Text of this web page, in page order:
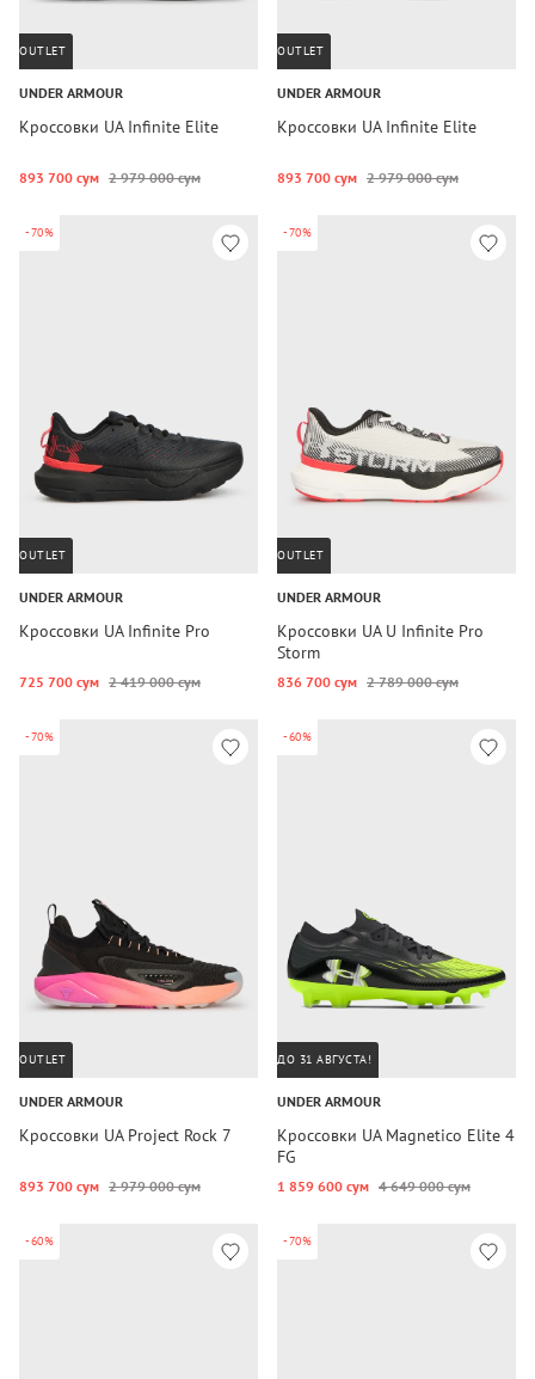
OUTLET
UNDER ARMOUR
Кроссовки UA Infinite Elite
893 700 сум 2 979 000 сум
OUTLET
UNDER ARMOUR
Кроссовки UA Infinite Elite
893 700 сум 2 979 000 сум
-70%
OUTLET
UNDER ARMOUR
Кроссовки UA Infinite Pro
725 700 сум 2 419 000 сум
-70%
OUTLET
UNDER ARMOUR
Кроссовки UA U Infinite Pro
Storm
836 700 сум 2 789 000 сум
-70%
OUTLET
UNDER ARMOUR
Кроссовки UA Project Rock 7
893 700 сум 2 979 000 сум
-60%
ДО 31 АВГУСТА!
UNDER ARMOUR
Кроссовки UA Magnetico Elite 4
FG
1 859 600 сум 4 649 000 сум
-60% -70%